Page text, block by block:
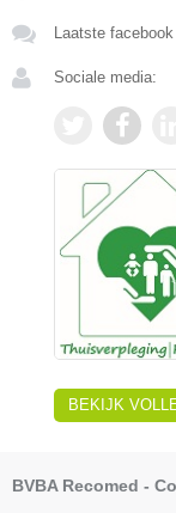
Laatste
Sociale media:
BEKIJK
BVBA Recomed -